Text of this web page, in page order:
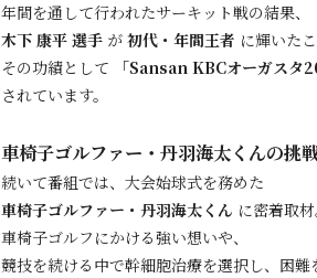
年間を通して行われたサーキット戦の結果、
木下 康平 選手が 初代・年間王者 に輝いた
その功績として
「Sansan KBCオーガスタ
されています。
車椅子ゴルファー・丹羽海太くんの挑
続いて番組では、大会始球式を務めた
車椅子ゴルファー・丹羽海太くん に密着取材
車椅子ゴルフにかける強い想いや、
競技を続ける中で幹細胞治療を選択し、困